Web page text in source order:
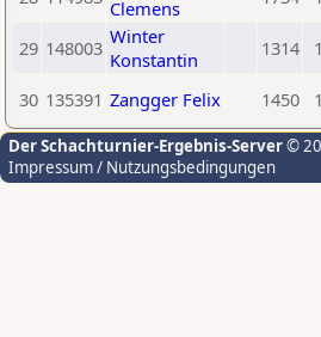
Clemens
29 148003 Winter
Konstantin
1314
30 135391 Zangger Felix 1450
Der Schachturnier-Ergebnis-Server©
Impressum / Nutzungsbedingungen